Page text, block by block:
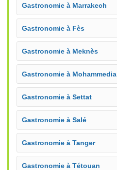
Gastronomie à Marrakech
Gastronomie à Fès
Gastronomie à Meknès
Gastronomie à Mohammedia
Gastronomie à Settat
Gastronomie à Salé
Gastronomie à Tanger
Gastronomie à Tétouan